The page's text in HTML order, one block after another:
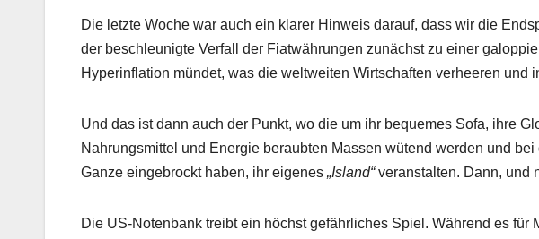
Die letzte Woche war auch ein klarer Hinweis darauf, dass wir die
der beschleunigte Verfall der Fiatwährungen zunächst zu einer
Hyperinflation mündet, was die weltweiten Wirtschaften verheeren und
Und das ist dann auch der Punkt, wo die um ihr bequemes Sofa, ihre
Nahrungsmittel und Energie beraubten Massen wütend werden und
Ganze eingebrockt haben, ihr eigenes „Island“veranstalten. Dann, und
Die US-Notenbank treibt ein höchst gefährliches Spiel. Während es für